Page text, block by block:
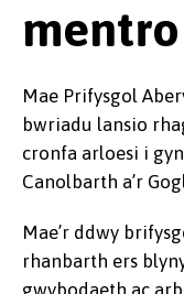
Mae Prifysgol
bwriadu lansio
cronfa arloesi i
Canolbarth a’r
Mae’r ddwy
rhanbarth ers
gwybodaeth ac